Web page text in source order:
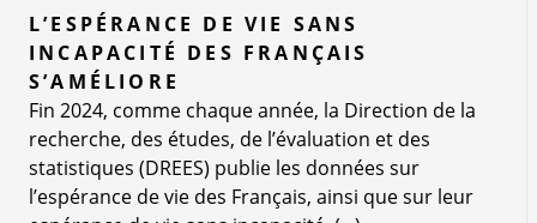
L’ESPÉRANCE DE VIE SANS
INCAPACITÉ DES FRANÇAIS
S’AMÉLIORE
Fin 2024, comme chaque année, la Direction de la
recherche, des études, de l’évaluation et des
statistiques (DREES) publie les données sur
l’espérance de vie des Français, ainsi que sur leur